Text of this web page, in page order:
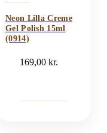
Neon Lilla Creme
Gel Polish 15ml
(0914)
169,00kr.